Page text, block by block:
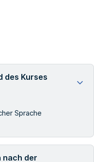
des Kurses
Sprache
der